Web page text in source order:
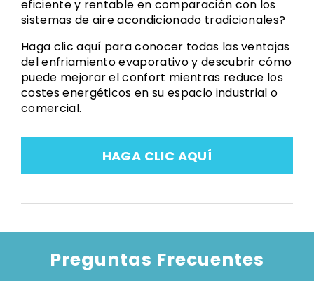
eficiente y rentable en comparación con los
sistemas de aire acondicionado tradicionales?
Haga clic aquí para conocer todas las ventajas
del enfriamiento evaporativo y descubrir cómo
puede mejorar el confort mientras reduce los
costes energéticos en su espacio industrial o
comercial.
HAGA CLIC AQUÍ
Preguntas Frecuentes